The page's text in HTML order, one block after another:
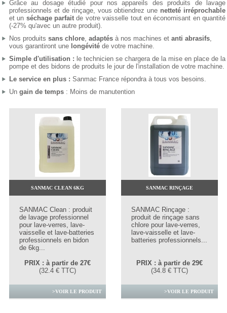
Grâce au dosage étudié pour nos appareils des produits de lavage
professionnels et de rinçage, vous obtiendrez une netteté irréprochable
et un séchage parfait de votre vaisselle tout en économisant en quantité
(-27% qu'avec un autre produit).
Nos produits sans chlore, adaptés à nos machines et anti abrasifs,
vous garantiront une longévité de votre machine.
Simple d'utilisation : le technicien se chargera de la mise en place de la
pompe et des bidons de produits le jour de l'installation de votre machine.
Le service en plus : Sanmac France répondra à tous vos besoins.
Un gain de temps : Moins de manutention
SANMAC CLEAN 6KG
SANMAC Clean : produit
de lavage professionnel
pour lave-verres, lave-
vaisselle et lave-batteries
professionnels en bidon
de 6kg...
PRIX : à partir de 27€
(32.4 € TTC)
>VOIR LE PRODUIT
SANMAC RINÇAGE
SANMAC Rinçage :
produit de rinçage sans
chlore pour lave-verres,
lave-vaisselle et lave-
batteries professionnels...
PRIX : à partir de 29€
(34.8 € TTC)
>VOIR LE PRODUIT